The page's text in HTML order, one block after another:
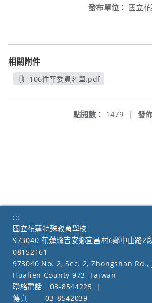
發布單位： 國立
相關附件
106性平委員名單.pdf
發
點閱數： 1479 |
:::
國立花蓮特殊教育學校
973040 花蓮縣吉安鄉宜昌村6鄰中山路2
08152161
973040 No. 2, Sec. 2, Zhongshan Rd.,
Hualien County 973, Taiwan
聯絡電話
03-8544225
|
傳真
03-8542039